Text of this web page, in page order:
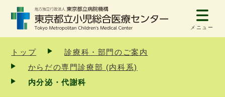
メニュー
トップ
診療科・部門のご案内
からだの専門診療部 (内科系)
内分泌・代謝科